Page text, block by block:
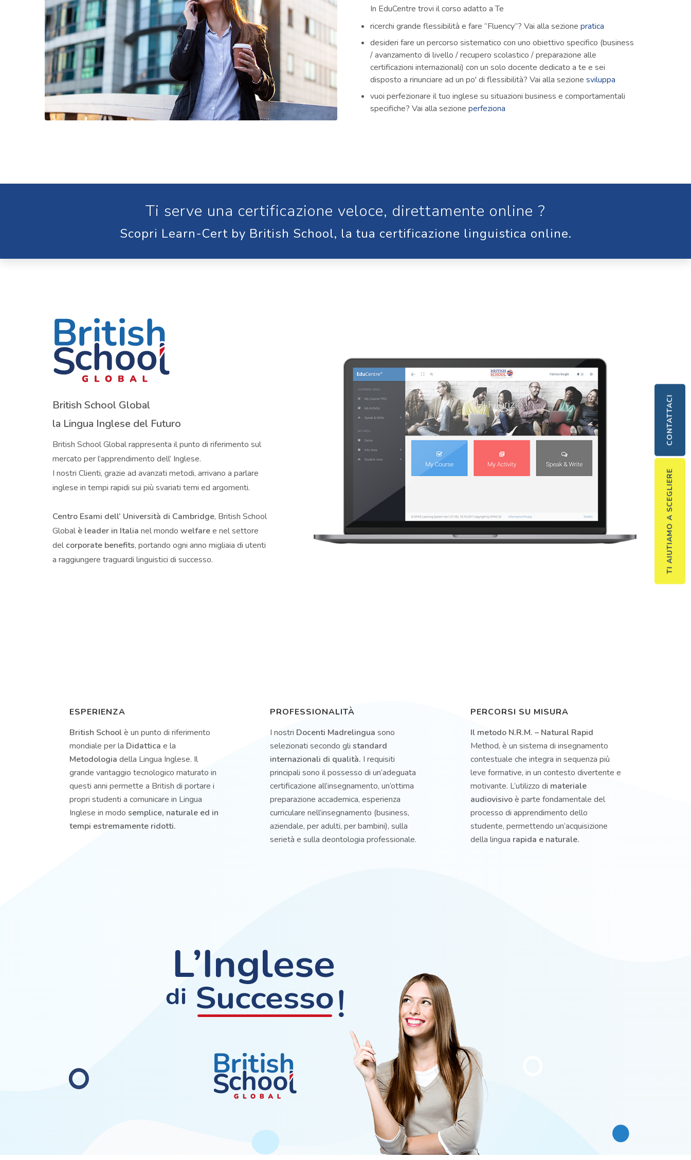
In EduCentre trovi il corso adatto a Te
ricerchi grande flessibilità e fare “Fluency”? Vai alla sezione pratica
desideri fare un percorso sistematico con uno obiettivo specifico (business
/ avanzamento di livello / recupero scolastico / preparazione alle
certificazioni internazionali) con un solo docente dedicato a te e sei
disposto a rinunciare ad un po' di flessibilità? Vai alla sezione sviluppa
vuoi perfezionare il tuo inglese su situazioni business e comportamentali
specifiche? Vai alla sezione perfeziona
Ti serve una certificazione veloce, direttamente online ?
Scopri Learn-Cert by British School, la tua certificazione linguistica online.
British School Global
la Lingua Inglese del Futuro
British School Global rappresenta il punto di riferimento sul
mercato per l’apprendimento dell’ Inglese.
I nostri Clienti, grazie ad avanzati metodi, arrivano a parlare
inglese in tempi rapidi sui più svariati temi ed argomenti.
Centro Esami dell’ Università di Cambridge, British School
Global è leader in Italia nel mondo welfaree nel settore
del corporate benefits, portando ogni anno migliaia di utenti
a raggiungere traguardi linguistici di successo.
ESPERIENZA
British Schoolè un punto di riferimento
mondiale per la Didattica e la
Metodologia della Lingua Inglese. Il
grande vantaggio tecnologico maturato in
questi anni permette a British di portare i
propri studenti a comunicare in Lingua
Inglese in modo semplice, naturale ed in
tempi estremamente ridotti.
PROFESSIONALITÀ
I nostri Docenti Madrelingua sono
selezionati secondo gli standard
internazionali di qualità. I requisiti
principali sono il possesso di un’adeguata
certificazione all’insegnamento, un’ottima
preparazione accademica, esperienza
curriculare nell’insegnamento (business,
aziendale, per adulti, per bambini), sulla
serietà e sulla deontologia professionale.
PERCORSI SU MISURA
Il metodo N.R.M. – Natural Rapid
Method, è un sistema di insegnamento
contestuale che integra in sequenza più
leve formative, in un contesto divertente e
motivante. L’utilizzo di materiale
audiovisivoè parte fondamentale del
processo di apprendimento dello
studente, permettendo un’acquisizione
della lingua rapida e naturale.
TI AIUTIAMO A SCEGLIERE
CONTATTACI